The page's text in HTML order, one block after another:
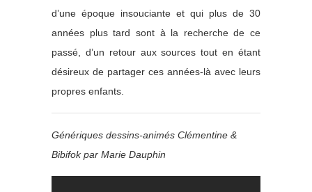
d’une époque insouciante et qui plus de 30
années plus tard sont à la recherche de ce
passé, d’un retour aux sources tout en étant
désireux de partager ces années-là avec leurs
propres enfants.
Génériques dessins-animés Clémentine &
Bibifok par Marie Dauphin